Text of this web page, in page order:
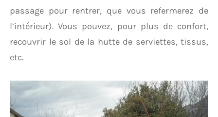
passage pour rentrer, que vous refermerez de
l’intérieur). Vous pouvez, pour plus de confort,
recouvrir le sol de la hutte de serviettes, tissus,
etc.